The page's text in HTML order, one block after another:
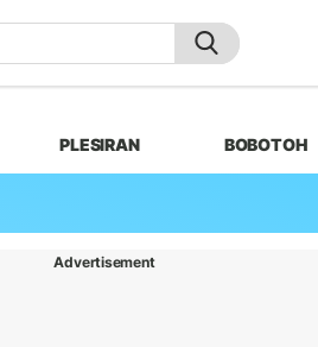
PLESIRAN BOBOTOH
Advertisement